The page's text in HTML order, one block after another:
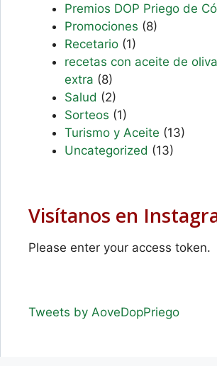
Premios DOP Priego de
Promociones (8)
Recetario (1)
recetas con aceite de
extra (8)
Salud (2)
Sorteos (1)
Turismo y Aceite (13)
Uncategorized (13)
Visítanos en
Please enter your access token.
Tweets by AoveDopPriego